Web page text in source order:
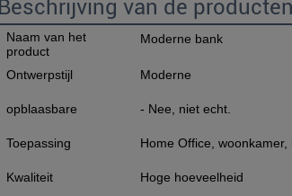
Beschrijving van de producten
Naam van het
product
Moderne bank
Ontwerpstijl Moderne
opblaasbare - Nee, niet echt.
Toepassing Home Office,
Kwaliteit Hoge hoeveelheid